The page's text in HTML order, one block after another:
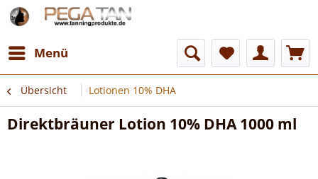
Menü
Übersicht Lotionen 10% DHA
Direktbräuner Lotion 10% DHA 1000 ml